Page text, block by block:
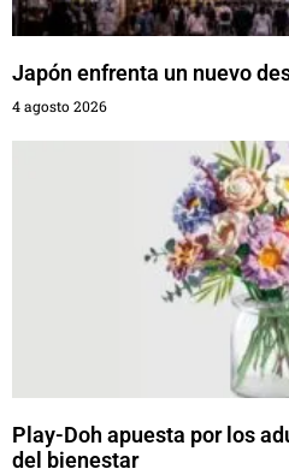
Japón enfrenta un nuevo
4 agosto 2026
Play-Doh apuesta por los
del bienestar